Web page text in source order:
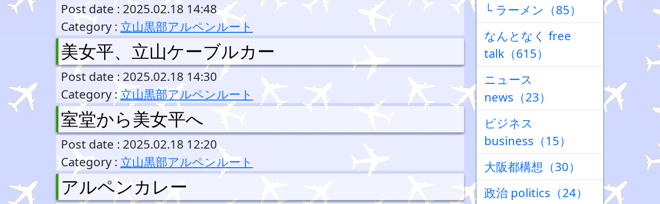
Post date : 2025.02.18 14:48
Category : 立山黒部アルペンルート
美女平、立山ケーブルカー
Post date : 2025.02.18 14:30
Category : 立山黒部アルペンルート
室堂から美女平へ
Post date : 2025.02.18 12:20
Category : 立山黒部アルペンルート
アルペンカレー
└ ラーメン（85）
なんとなく free
talk（615）
ニュース
news（23）
ビジネス
business（15）
大阪都構想（30）
政治 politics（24）